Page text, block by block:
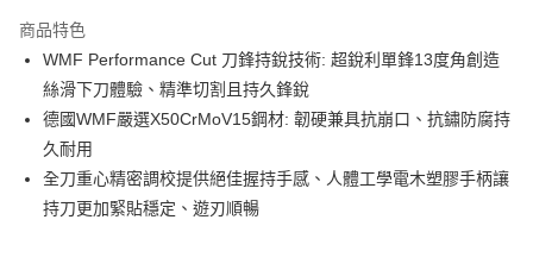
臺灣中小企業銀行
匯豐（台灣）商業銀行
華泰商業銀行
聯邦商業銀行
遠東國際商業銀行
元大商業銀行
永豐商業銀行
玉山商業銀行
台灣樂天信用卡公司
上海商業儲蓄銀行
國泰世華商業銀行
兆豐國際商業銀行
匯豐（台灣）商業銀行
華泰商業銀行
聯邦商業銀行
遠東國際商業銀行
元大商業銀行
玉山商業銀行
星展（台灣）商業銀行
台新國際商業銀行
LINE Pay
Apple Pay
街口支付
Google Pay
ATM付款
商品特色
WMF Performance Cut 刀鋒持銳技術: 超銳利單鋒13度角創造
絲滑下刀體驗、精準切割且持久鋒銳
德國WMF嚴選X50CrMoV15鋼材: 韌硬兼具抗崩口、抗鏽防腐持
久耐用
全刀重心精密調校提供絕佳握持手感、人體工學電木塑膠手柄讓
持刀更加緊貼穩定、遊刃順暢